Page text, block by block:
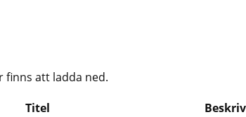
finns att ladda ned.
Titel